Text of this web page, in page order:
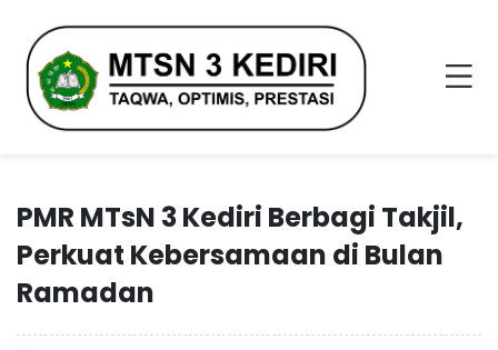
PMR MTsN 3 Kediri Berbagi Takjil,
Perkuat Kebersamaan di Bulan
Ramadan